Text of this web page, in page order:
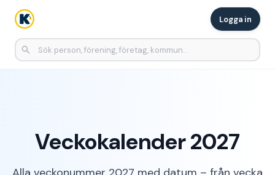
Logga in
Veckokalender 2027